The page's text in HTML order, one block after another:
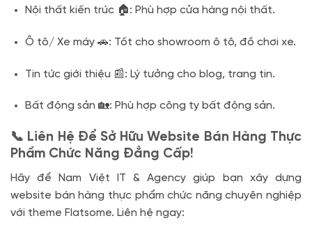
Nội thất kiến trúc 🏠: Phù hợp cửa hàng nội thất.
Ô tô/ Xe máy 🚗: Tốt cho showroom ô tô, đồ chơi xe.
Tin tức giới thiệu 📰: Lý tưởng cho blog, trang tin.
Bất động sản 🏡: Phù hợp công ty bất động sản.
📞 Liên Hệ Để Sở Hữu Website Bán Hàng Thực
Phẩm Chức Năng Đẳng Cấp!
Hãy để Nam Việt IT & Agency giúp bạn xây dựng
website bán hàng thực phẩm chức năng chuyên nghiệp
với theme Flatsome. Liên hệ ngay: